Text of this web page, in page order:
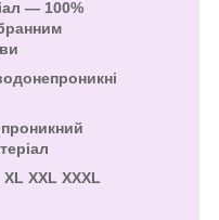
— 100%
XL XXL XXXL